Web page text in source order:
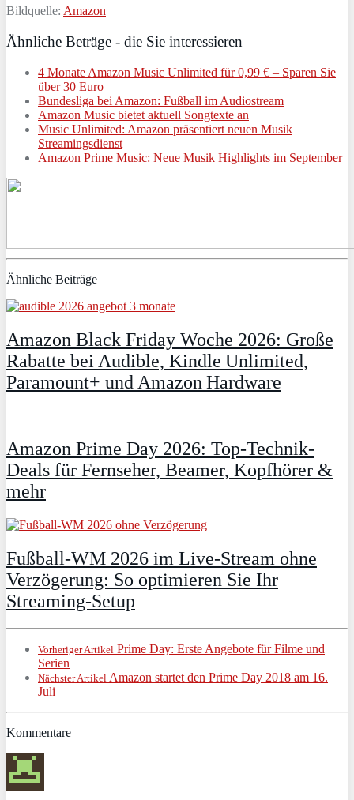
Bildquelle: Amazon
Ähnliche Beträge - die Sie interessieren
4 Monate Amazon Music Unlimited für 0,99 € – Sparen Sie
über 30 Euro
Bundesliga bei Amazon: Fußball im Audiostream
Amazon Music bietet aktuell Songtexte an
Music Unlimited: Amazon präsentiert neuen Musik
Streamingsdienst
Amazon Prime Music: Neue Musik Highlights im September
Ähnliche Beiträge
Amazon Black Friday Woche 2026: Große
Rabatte bei Audible, Kindle Unlimited,
Paramount+ und Amazon Hardware
Amazon Prime Day 2026: Top-Technik-
Deals für Fernseher, Beamer, Kopfhörer &
mehr
Fußball-WM 2026 im Live-Stream ohne
Verzögerung: So optimieren Sie Ihr
Streaming-Setup
Vorheriger Artikel Prime Day: Erste Angebote für Filme und
Serien
Nächster Artikel Amazon startet den Prime Day 2018 am 16.
Juli
Kommentare